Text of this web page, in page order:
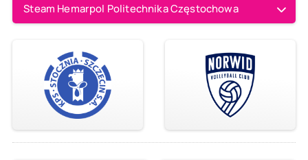
Steam Hemarpol Politechnika Częstochowa